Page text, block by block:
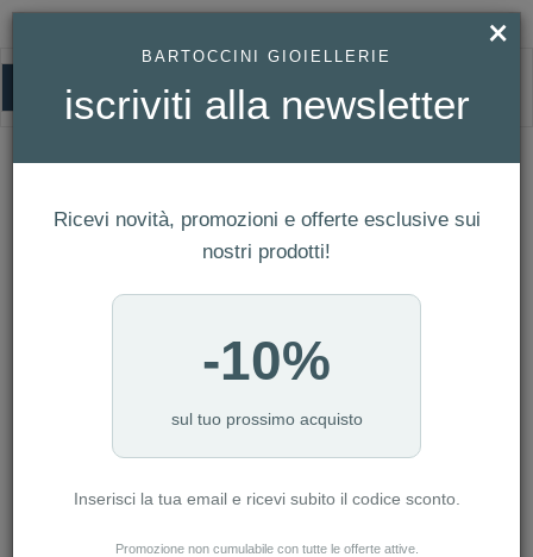
HOMEPAGE
ORECCHINI BLISS REGAL CON DIAMANTI E SMERALDI OVALI REF.
Orecchini Bliss Regal con Diamanti e
Smeraldi Ovali Ref. 20102528
×
BARTOCCINI GIOIELLERIE
iscriviti alla newsletter
Ricevi novità, promozioni e offerte esclusive sui
nostri prodotti!
-10%
sul tuo prossimo acquisto
Inserisci la tua email e ricevi subito il codice sconto.
Promozione non cumulabile con tutte le offerte attive.